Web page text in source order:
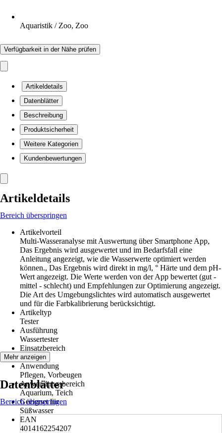
Aquaristik / Zoo, Zoo
Verfügbarkeit in der Nähe prüfen
Artikeldetails
Datenblätter
Beschreibung
Produktsicherheit
Weitere Kategorien
Kundenbewertungen
Artikeldetails
Bereich überspringen
Artikelvorteil
Multi-Wasseranalyse mit Auswertung über Smartphone App,
Das Ergebnis wird ausgewertet und im Bedarfsfall eine
Anleitung angezeigt, wie die Wasserwerte optimiert werden
können., Das Ergebnis wird direkt in mg/l, ° Härte und dem pH-
Wert angezeigt. Die Werte werden von der App bewertet (gut -
mittel - schlecht) und Empfehlungen zur Optimierung angezeigt.
Die Art des Umgebungslichtes wird automatisch ausgewertet
und für die Farbkalibrierung berücksichtigt.
Artikeltyp
Tester
Ausführung
Wassertester
Einsatzbereich
Innen
Anwendung
Pflegen, Vorbeugen
Anwendungsbereich
Aquarium, Teich
Geeignet für
Süßwasser
EAN
4014162254207
Mehr anzeigen
Datenblätter
Bereich überspringen